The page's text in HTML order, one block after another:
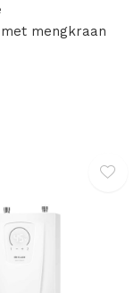
mengkraan